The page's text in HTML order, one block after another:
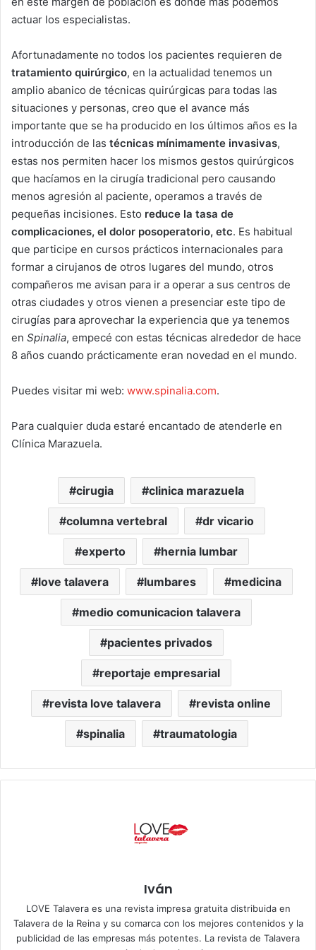
actuar los especialistas.
Afortunadamente no todos los pacientes requieren de
tratamiento quirúrgico, en la actualidad tenemos un
amplio abanico de técnicas quirúrgicas para todas las
situaciones y personas, creo que el avance más
importante que se ha producido en los últimos años es la
introducción de las técnicas mínimamente invasivas,
estas nos permiten hacer los mismos gestos quirúrgicos
que hacíamos en la cirugía tradicional pero causando
menos agresión al paciente, operamos a través de
pequeñas incisiones. Esto reduce la tasa de
complicaciones, el dolor posoperatorio, etc. Es habitual
que participe en cursos prácticos internacionales para
formar a cirujanos de otros lugares del mundo, otros
compañeros me avisan para ir a operar a sus centros de
otras ciudades y otros vienen a presenciar este tipo de
cirugías para aprovechar la experiencia que ya tenemos
en Spinalia, empecé con estas técnicas alrededor de hace
8 años cuando prácticamente eran novedad en el mundo.
Puedes visitar mi web: www.spinalia.com.
Para cualquier duda estaré encantado de atenderle en
Clínica Marazuela.
cirugia clinica marazuela
columna vertebral dr vicario
experto hernia lumbar
love talavera lumbares medicina
medio comunicacion talavera
pacientes privados
reportaje empresarial
revista love talavera revista online
spinalia traumatologia
Iván
LOVE Talavera es una revista impresa gratuita distribuida en
Talavera de la Reina y su comarca con los mejores contenidos y la
publicidad de las empresas más potentes. La revista de Talavera